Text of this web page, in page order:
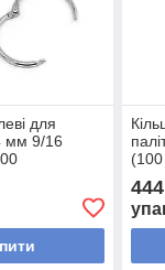
для
мм 9/16